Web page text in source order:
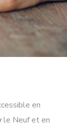
en
le Neuf et en